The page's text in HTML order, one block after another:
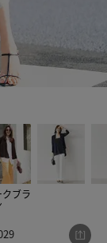
クブラ